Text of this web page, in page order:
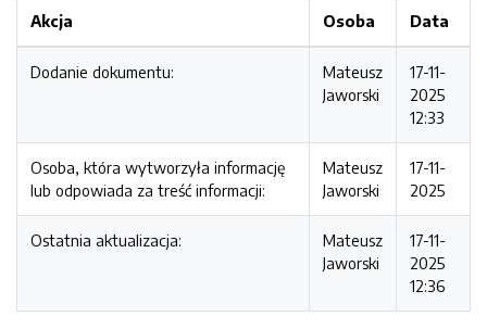
Akcja Osoba Data
Dodanie dokumentu:
Mateusz
Jaworski
17-11-
2025
12:33
Osoba, która wytworzyła informację
lub odpowiada za treść informacji:
Mateusz
Jaworski
17-11-
2025
Ostatnia aktualizacja:
Mateusz
Jaworski
17-11-
2025
12:36